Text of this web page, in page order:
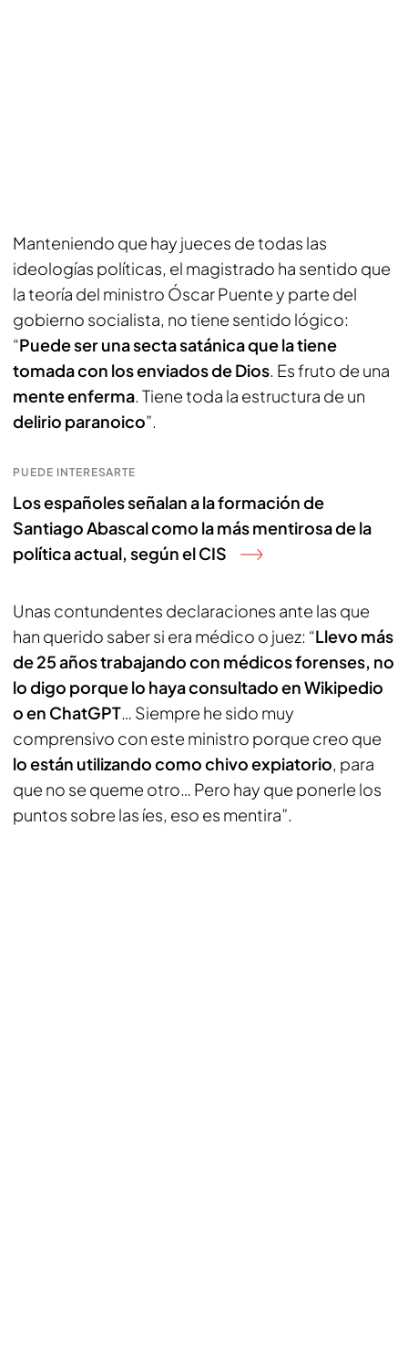
Manteniendo que hay jueces de todas las
ideologías políticas, el magistrado ha sentido que
la teoría del ministro Óscar Puente y parte del
gobierno socialista, no tiene sentido lógico:
“Puede ser una secta satánica que la tiene
tomada con los enviados de Dios. Es fruto de una
mente enferma. Tiene toda la estructura de un
delirio paranoico”.
PUEDE INTERESARTE
Los españoles señalan a la formación de
Santiago Abascal como la más mentirosa de la
política actual, según el CIS
Unas contundentes declaraciones ante las que
han querido saber si era médico o juez: “Llevo más
de 25 años trabajando con médicos forenses, no
lo digo porque lo haya consultado en Wikipedio
o en ChatGPT… Siempre he sido muy
comprensivo con este ministro porque creo que
lo están utilizando como chivo expiatorio, para
que no se queme otro… Pero hay que ponerle los
puntos sobre las íes, eso es mentira”.